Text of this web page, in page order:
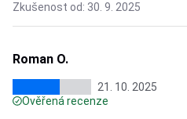
Zkušenost od: 30. 9. 2025
Roman O.
21. 10. 2025
Ověřená recenze